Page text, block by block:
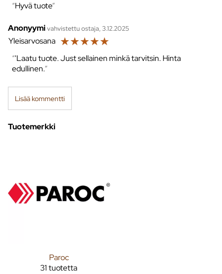
Hyvä tuote
Anonyymivahvistettu ostaja, 3.12.2025
Yleisarvosana ☆☆☆☆☆
'Laatu tuote. Just sellainen minkä tarvitsin. Hinta
edullinen.
Lisää kommentti
Tuotemerkki
Paroc
31 tuotetta